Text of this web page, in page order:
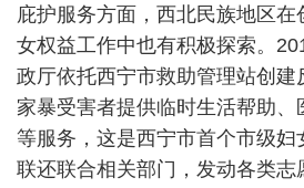
庇护服务方面，西北民族地区在
女权益工作中也有积极探索。
政厅依托西宁市救助管理站创建
家暴受害者提供临时生活帮助、
等服务，这是西宁市首个市级妇
联还联合相关部门，发动各类志